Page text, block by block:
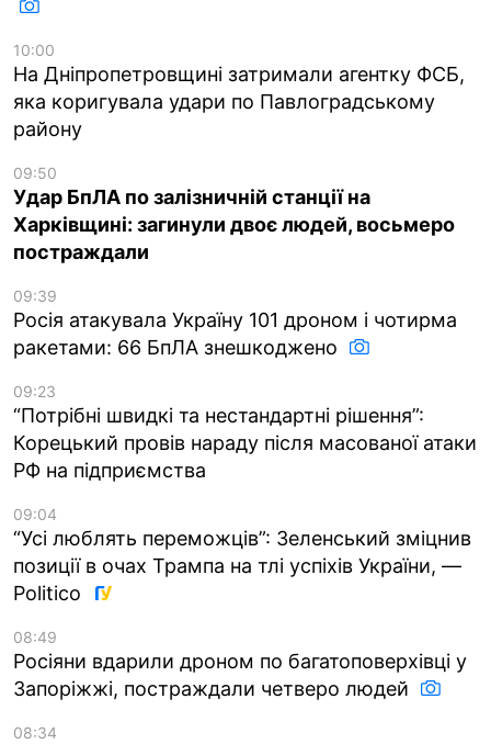
10:00
На Дніпропетровщині затримали агентку ФСБ,
яка коригувала удари по Павлоградському
району
09:50
Удар БпЛА по залізничній станції на
Харківщині: загинули двоє людей, восьмеро
постраждали
09:39
Росія атакувала Україну 101 дроном і чотирма
ракетами: 66 БпЛА знешкоджено
09:23
“Потрібні швидкі та нестандартні рішення”:
Корецький провів нараду після масованої атаки
РФ на підприємства
09:04
“Усі люблять переможців”: Зеленський зміцнив
позиції в очах Трампа на тлі успіхів України, —
Politico
08:49
Росіяни вдарили дроном по багатоповерхівці у
Запоріжжі, постраждали четверо людей
08:34